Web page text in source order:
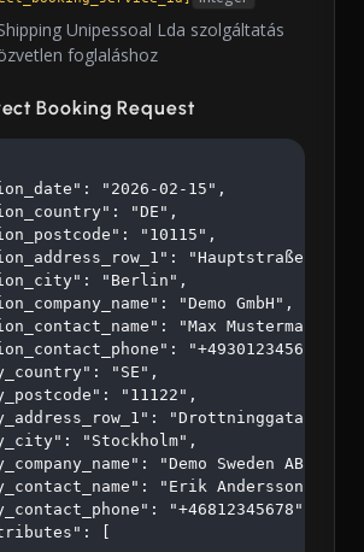
Unipessoal Lda szolgáltatás
foglaláshoz
Booking Request
"2026-02-15",
"DE",
"10115",
"Hauptstraße 123",
"Berlin",
"Demo GmbH",
"Max Mustermann",
"+4930123456",
"SE",
"11122",
"Drottninggatan 45",
"Stockholm",
"Demo Sweden AB",
"Erik Andersson",
"+46812345678",
[